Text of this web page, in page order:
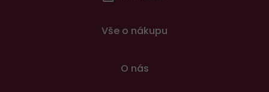
Vše o nákupu
O nás